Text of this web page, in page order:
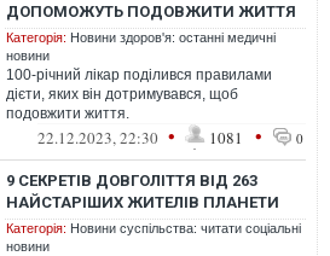
ДОПОМОЖУТЬ ПОДОВЖИТИ ЖИТТЯ
Категорія: Новини здоров'я: останні медичні
новини
100-річний лікар поділився правилами
дієти, яких він дотримувався, щоб
подовжити життя.
22.12.2023, 22:30 • 1081 • 0
9 СЕКРЕТІВ ДОВГОЛІТТЯ ВІД 263
НАЙСТАРІШИХ ЖИТЕЛІВ ПЛАНЕТИ
Категорія: Новини суспільства: читати соціальні
новини